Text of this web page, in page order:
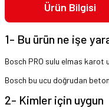
Ürün Bilgisi
1- Bu ürün ne işe
Bosch PRO sulu elmas karot
Bosch bu ucu doğrudan
2- Kimler için uygun